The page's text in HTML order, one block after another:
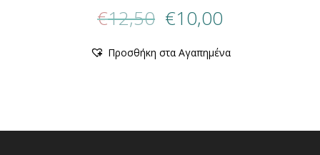
€12,50
price
€12,50.
€10,00
είναι:
Προσθήκη στα Αγαπημένα